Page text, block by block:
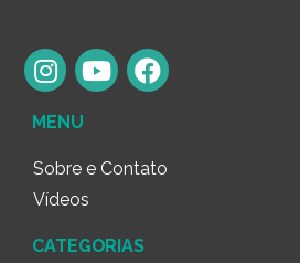
MENU
Sobre e Contato
Vídeos
CATEGORIAS